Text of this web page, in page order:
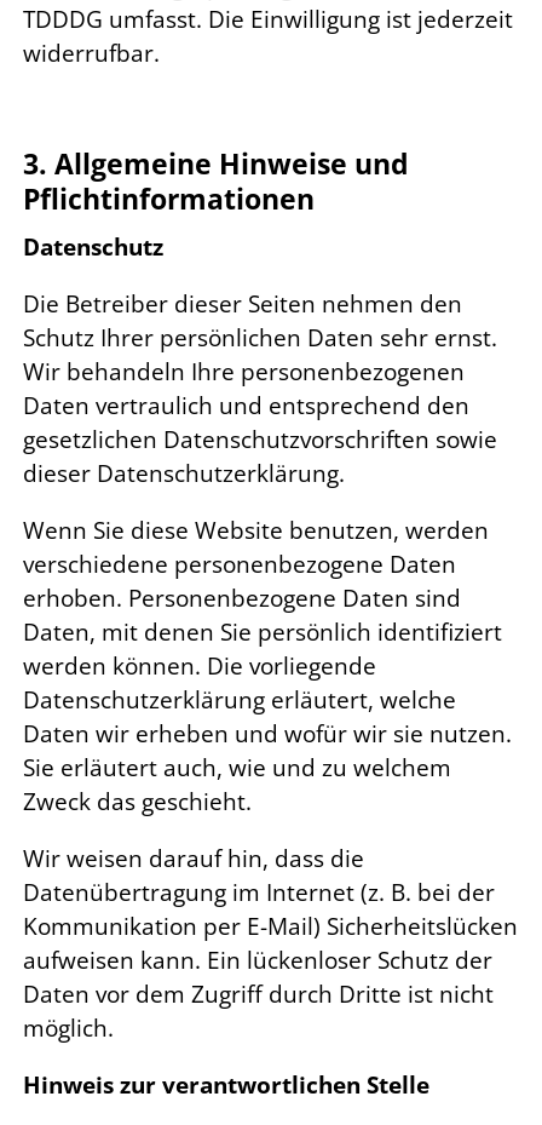
TDDDG umfasst. Die Einwilligung ist jederzeit
widerrufbar.
3. Allgemeine Hinweise und
Pflichtinformationen
Datenschutz
Die Betreiber dieser Seiten nehmen den
Schutz Ihrer persönlichen Daten sehr ernst.
Wir behandeln Ihre personenbezogenen
Daten vertraulich und entsprechend den
gesetzlichen Datenschutzvorschriften sowie
dieser Datenschutzerklärung.
Wenn Sie diese Website benutzen, werden
verschiedene personenbezogene Daten
erhoben. Personenbezogene Daten sind
Daten, mit denen Sie persönlich identifiziert
werden können. Die vorliegende
Datenschutzerklärung erläutert, welche
Daten wir erheben und wofür wir sie nutzen.
Sie erläutert auch, wie und zu welchem
Zweck das geschieht.
Wir weisen darauf hin, dass die
Datenübertragung im Internet (z. B. bei der
Kommunikation per E-Mail) Sicherheitslücken
aufweisen kann. Ein lückenloser Schutz der
Daten vor dem Zugriff durch Dritte ist nicht
möglich.
Hinweis zur verantwortlichen Stelle